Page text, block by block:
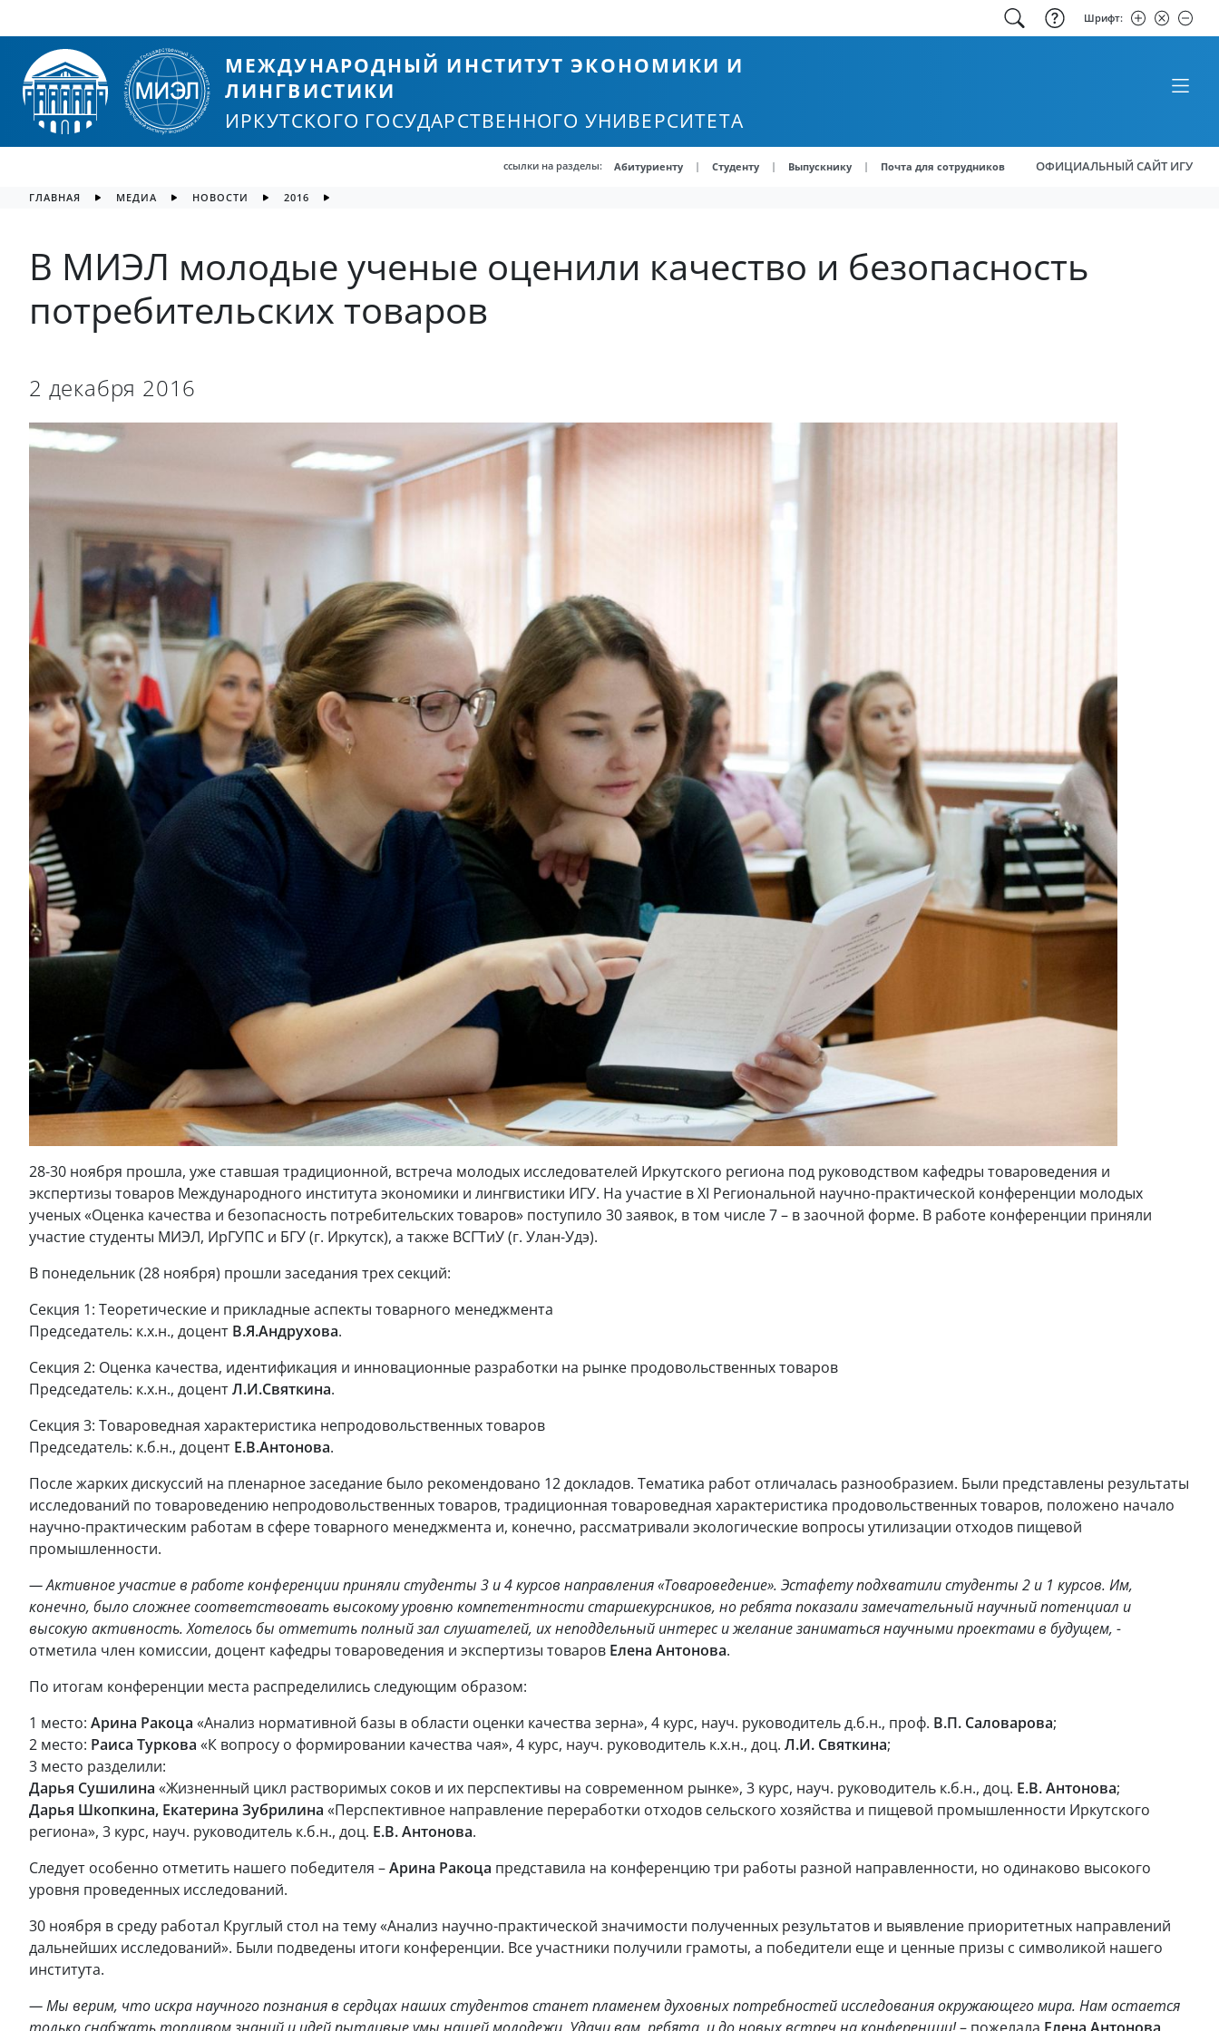
Шрифт:
МЕЖДУНАРОДНЫЙ ИНСТИТУТ ЭКОНОМИКИ И
ЛИНГВИСТИКИ
ИРКУТСКОГО ГОСУДАРСТВЕННОГО УНИВЕРСИТЕТА
ссылки на разделы: Абитуриенту | Студенту | Выпускнику | Почта для сотрудников ОФИЦИАЛЬНЫЙ САЙТ ИГУ
ГЛАВНАЯ МЕДИА НОВОСТИ 2016
В МИЭЛ молодые ученые оценили качество и безопасность
потребительских товаров
2 декабря 2016
28-30 ноября прошла, уже ставшая традиционной, встреча молодых исследователей Иркутского региона под руководством кафедры товароведения и
экспертизы товаров Международного института экономики и лингвистики ИГУ. На участие в XI Региональной научно-практической конференции молодых
ученых «Оценка качества и безопасность потребительских товаров» поступило 30 заявок, в том числе 7 – в заочной форме. В работе конференции приняли
участие студенты МИЭЛ, ИрГУПС и БГУ (г. Иркутск), а также ВСГТиУ (г. Улан-Удэ).
В понедельник (28 ноября) прошли заседания трех секций:
Секция 1: Теоретические и прикладные аспекты товарного менеджмента
Председатель: к.х.н., доцент В.Я.Андрухова.
Секция 2: Оценка качества, идентификация и инновационные разработки на рынке продовольственных товаров
Председатель: к.х.н., доцентЛ.И.Святкина.
Секция 3: Товароведная характеристика непродовольственных товаров
Председатель: к.б.н., доцент Е.В.Антонова.
После жарких дискуссий на пленарное заседание было рекомендовано 12 докладов. Тематика работ отличалась разнообразием. Были представлены результаты
исследований по товароведению непродовольственных товаров, традиционная товароведная характеристика продовольственных товаров, положено начало
научно-практическим работам в сфере товарного менеджмента и, конечно, рассматривали экологические вопросы утилизации отходов пищевой
промышленности.
— Активное участие в работе конференции приняли студенты 3 и 4 курсов направления «Товароведение». Эстафету подхватили студенты 2 и 1 курсов. Им,
конечно, было сложнее соответствовать высокому уровню компетентности старшекурсников, но ребята показали замечательный научный потенциал и
высокую активность. Хотелось бы отметить полный зал слушателей, их неподдельный интерес и желание заниматься научными проектами в будущем, -
отметила член комиссии, доцент кафедры товароведения и экспертизы товаров Елена Антонова.
По итогам конференции места распределились следующим образом:
1 место: Арина Ракоца «Анализ нормативной базы в области оценки качества зерна», 4 курс, науч. руководитель д.б.н., проф. В.П. Саловарова;
2 место: Раиса Туркова «К вопросу о формировании качества чая», 4 курс, науч. руководитель к.х.н., доц. Л.И. Святкина;
3 место разделили:
Дарья Сушилина «Жизненный цикл растворимых соков и их перспективы на современном рынке», 3 курс, науч. руководитель к.б.н., доц. Е.В. Антонова;
Дарья Шкопкина, Екатерина Зубрилина «Перспективное направление переработки отходов сельского хозяйства и пищевой промышленности Иркутского
региона», 3 курс, науч. руководитель к.б.н., доц. Е.В. Антонова.
Следует особенно отметить нашего победителя –Арина Ракоца представила на конференцию три работы разной направленности, но одинаково высокого
уровня проведенных исследований.
30 ноября в среду работал Круглый стол на тему «Анализ научно-практической значимости полученных результатов и выявление приоритетных направлений
дальнейших исследований». Были подведены итоги конференции. Все участники получили грамоты, а победители еще и ценные призы с символикой нашего
института.
— Мы верим, что искра научного познания в сердцах наших студентов станет пламенем духовных потребностей исследования окружающего мира. Нам остается
только снабжать топливом знаний и идей пытливые умы нашей молодежи. Удачи вам, ребята, и до новых встреч на конференции!– пожелала Елена Антонова